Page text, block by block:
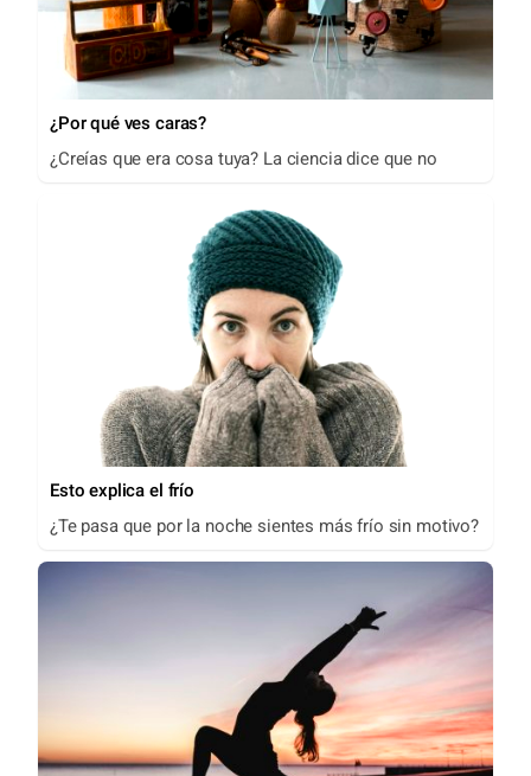
¿Por qué ves caras?
¿Creías que era cosa tuya? La ciencia dice que no
Esto explica el frío
¿Te pasa que por la noche sientes más frío sin motivo?